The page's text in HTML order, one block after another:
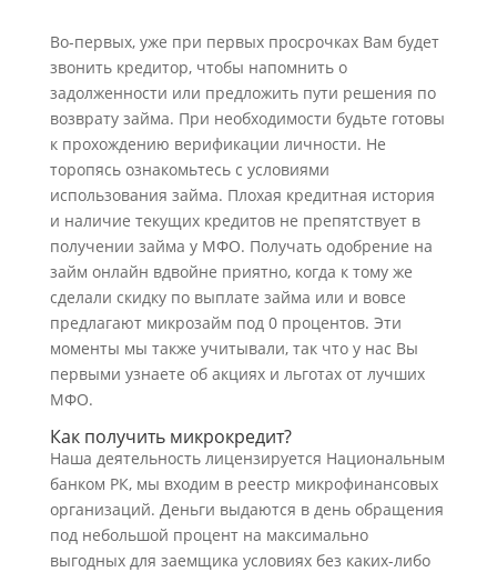
Во-первых, уже при первых просрочках Вам будет
звонить кредитор, чтобы напомнить о
задолженности или предложить пути решения по
возврату займа. При необходимости будьте готовы
к прохождению верификации личности. Не
торопясь ознакомьтесь с условиями
использования займа. Плохая кредитная история
и наличие текущих кредитов не препятствует в
получении займа у МФО. Получать одобрение на
займ онлайн вдвойне приятно, когда к тому же
сделали скидку по выплате займа или и вовсе
предлагают микрозайм под 0 процентов. Эти
моменты мы также учитывали, так что у нас Вы
первыми узнаете об акциях и льготах от лучших
МФО.
Как получить микрокредит?
Наша деятельность лицензируется Национальным
банком РК, мы входим в реестр микрофинансовых
организаций. Деньги выдаются в день обращения
под небольшой процент на максимально
выгодных для заемщика условиях без каких-либо